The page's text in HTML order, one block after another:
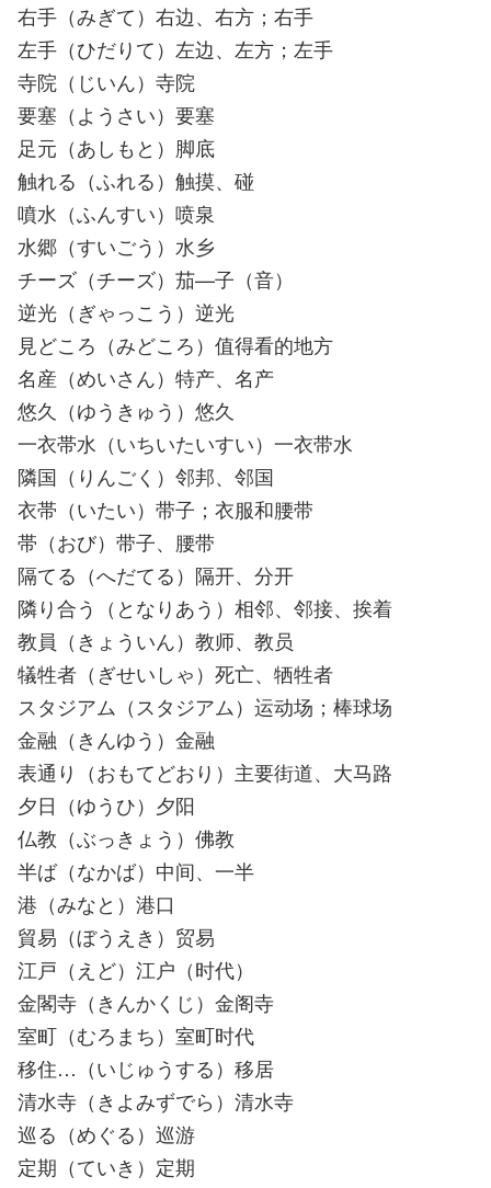
右手（みぎて）右边、右方；右手
左手（ひだりて）左边、左方；左手
寺院（じいん）寺院
要塞（ようさい）要塞
足元（あしもと）脚底
触れる（ふれる）触摸、碰
噴水（ふんすい）喷泉
水郷（すいごう）水乡
チーズ（チーズ）茄—子（音）
逆光（ぎゃっこう）逆光
見どころ（みどころ）值得看的地方
名産（めいさん）特产、名产
悠久（ゆうきゅう）悠久
一衣帯水（いちいたいすい）一衣带水
隣国（りんごく）邻邦、邻国
衣帯（いたい）带子；衣服和腰带
帯（おび）带子、腰带
隔てる（へだてる）隔开、分开
隣り合う（となりあう）相邻、邻接、挨着
教員（きょういん）教师、教员
犠牲者（ぎせいしゃ）死亡、牺牲者
スタジアム（スタジアム）运动场；棒球场
金融（きんゆう）金融
表通り（おもてどおり）主要街道、大马路
夕日（ゆうひ）夕阳
仏教（ぶっきょう）佛教
半ば（なかば）中间、一半
港（みなと）港口
貿易（ぼうえき）贸易
江戸（えど）江户（时代）
金閣寺（きんかくじ）金阁寺
室町（むろまち）室町时代
移住…（いじゅうする）移居
清水寺（きよみずでら）清水寺
巡る（めぐる）巡游
定期（ていき）定期